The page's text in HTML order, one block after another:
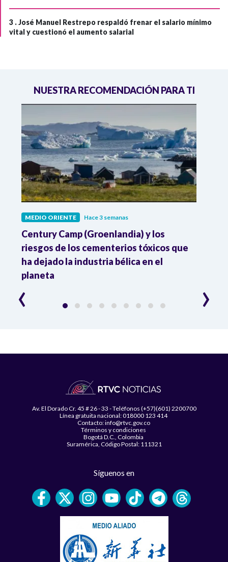
3 .José Manuel Restrepo respaldó frenar el salario mínimo
vital y cuestionó el aumento salarial
NUESTRA RECOMENDACIÓN PARA TI
MEDIO ORIENTE Hace 3 semanas
Century Camp (Groenlandia) y los
riesgos de los cementerios tóxicos que
ha dejado la industria bélica en el
planeta
‹ ›
Av. El Dorado Cr. 45 # 26 - 33 - Teléfonos (+57)(601) 2200700
Línea gratuita nacional: 018000 123 414
Contacto: info@rtvc.gov.co
Términos y condiciones
Bogotá D.C., Colombia
Suramérica, Código Postal: 111321
Síguenos en